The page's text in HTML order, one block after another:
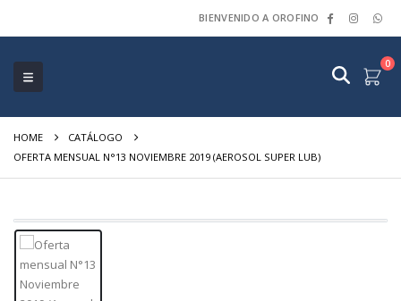
BIENVENIDO A OROFINO
0
HOME
CATÁLOGO
OFERTA MENSUAL N°13 NOVIEMBRE 2019 (AEROSOL SUPER LUB)